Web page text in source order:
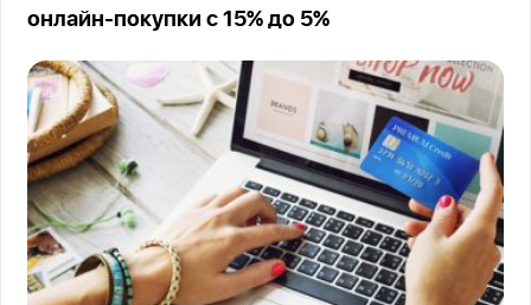
онлайн-покупки с 15% до 5%